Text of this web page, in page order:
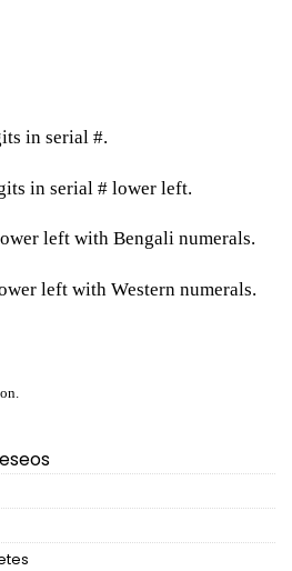
in serial #.
in serial # lower left.
left with Bengali numerals.
left with Western numerals.